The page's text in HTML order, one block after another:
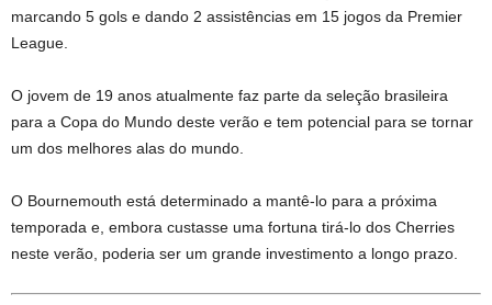
marcando 5 gols e dando 2 assistências em 15 jogos da Premier
League.
O jovem de 19 anos atualmente faz parte da seleção brasileira
para a Copa do Mundo deste verão e tem potencial para se tornar
um dos melhores alas do mundo.
O Bournemouth está determinado a mantê-lo para a próxima
temporada e, embora custasse uma fortuna tirá-lo dos Cherries
neste verão, poderia ser um grande investimento a longo prazo.